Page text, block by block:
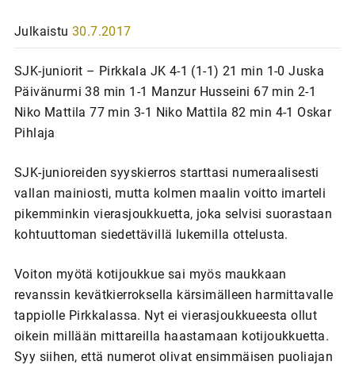
Julkaistu 30.7.2017
SJK-juniorit – Pirkkala JK 4-1 (1-1) 21 min 1-0 Juska
Päivänurmi 38 min 1-1 Manzur Husseini 67 min 2-1
Niko Mattila 77 min 3-1 Niko Mattila 82 min 4-1 Oskar
Pihlaja
SJK-junioreiden syyskierros starttasi numeraalisesti
vallan mainiosti, mutta kolmen maalin voitto imarteli
pikemminkin vierasjoukkuetta, joka selvisi suorastaan
kohtuuttoman siedettävillä lukemilla ottelusta.
Voiton myötä kotijoukkue sai myös maukkaan
revanssin kevätkierroksella kärsimälleen harmittavalle
tappiolle Pirkkalassa. Nyt ei vierasjoukkueesta ollut
oikein millään mittareilla haastamaan kotijoukkuetta.
Syy siihen, että numerot olivat ensimmäisen puoliajan